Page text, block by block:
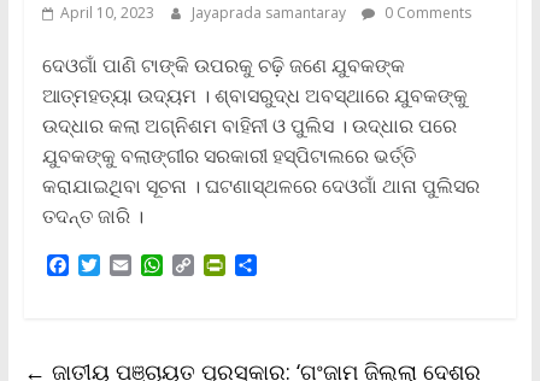
April 10, 2023 Jayaprada samantaray 0 Comments
ଦେଓଗାଁ ପାଣି ଟାଙ୍କି ଉପରକୁ ଚଢ଼ି ଜଣେ ଯୁବକଙ୍କ
ଆତ୍ମହତ୍ୟା ଉଦ୍ୟମ । ଶ୍ବାସରୁଦ୍ଧ ଅବସ୍ଥାରେ ଯୁବକଙ୍କୁ
ଉଦ୍ଧାର କଲା ଅଗ୍ନିଶମ ବାହିନୀ ଓ ପୁଲିସ । ଉଦ୍ଧାର ପରେ
ଯୁବକଙ୍କୁ ବଲାଙ୍ଗୀର ସରକାରୀ ହସ୍ପିଟାଲରେ ଭର୍ତ୍ତି
କରାଯାଇଥିବା ସୂଚନା । ଘଟଣାସ୍ଥଳରେ ଦେଓଗାଁ ଥାନା ପୁଲିସର
ତଦନ୍ତ ଜାରି ।
F
o
T
e
E
W
A
C
i
P
F
S
← ଜାତୀୟ ପଞ୍ଚାୟତ ପୁରସ୍କାର: ‘ଗଂଜାମ ଜିଲ୍ଲା ଦେଶର